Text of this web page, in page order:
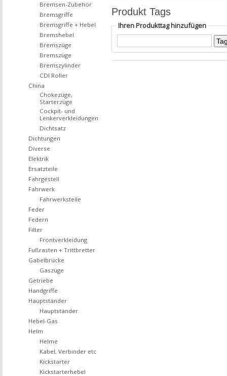
Produkt Tags
Ihren Produkttag hinzufügen
Bremsen-Zubehör
Bremsgriffe
Bremsgriffe + Hebel
Bremshebel
Bremszüge
Bremszüge
Bremszylinder
CDI Roller
China
Chokezüge,
Starterzüge
Cockpit- und
Lenkerverkleidungen
Dichtsatz
Dichtungen
Diverse
Elektrik
Ersatzteile
Fahrgestell
Fahrwerk
Fahrwerksteile
Feder
Federn
Filter
Frontverkleidung
Fußrasten + Trittbretter
Gabelbrücke
Gaszüge
Getriebe
Handgriffe
Hauptständer
Hauptständer
Hebel-Gas
Helm
Helme
Kabel, Verbinder etc
Kickstarter
Kickstarterhebel